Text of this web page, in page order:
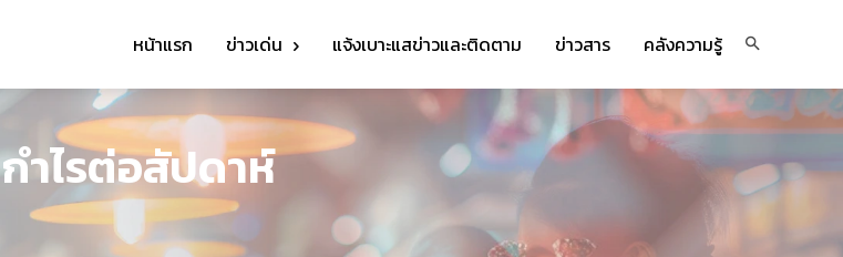
หน้าแรก ข่าวเด่น แจ้งเบาะแสข่าวและติดตาม ข่าวสาร คลังความรู้
กำไรต่อสัปดาห์